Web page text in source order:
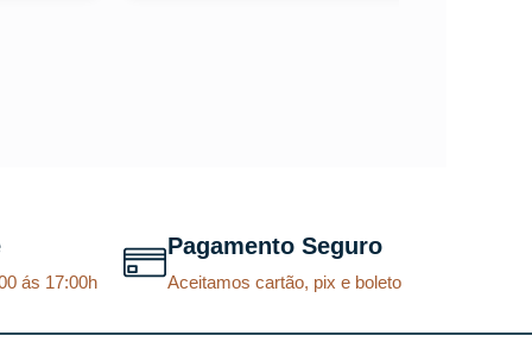
i
n
a
l
é
:
ás 17:00h
Pagamento Seguro
Aceitamos cartão, pix e boleto